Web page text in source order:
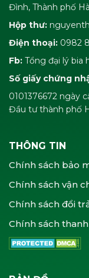
Đình, Thành phố
Hộp thư:
Điện thoại: 0982
Fb: Tổng đại lý bia
Số giấy chứng
0101376672 ngày
Đầu tư thành phố
THÔNG TIN
Chính sách bảo
Chính sách vận
Chính sách đổi
Chính sách